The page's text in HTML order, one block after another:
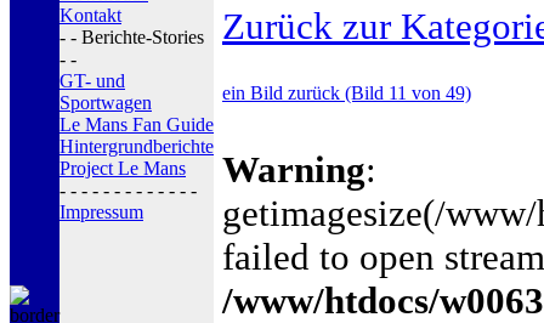
Kontakt
- - Berichte-Stories
- -
GT- und
Sportwagen
Le Mans Fan Guide
Hintergrundberichte
Project Le Mans
- - - - - - - - - - - - -
Impressum
Zurück zur
ein Bild zurück (Bild 11 von 49)
Warning:
getimagesize(/
failed to open
/www/htdocs/